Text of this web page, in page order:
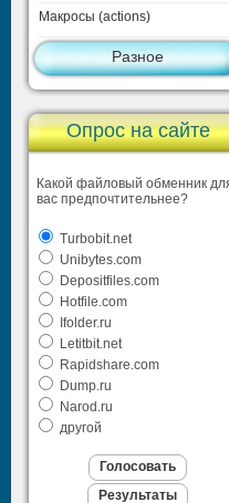
Макросы (actions)
Разное
Опрос на сайте
Какой файловый обменник
вас предпочтительнее?
Turbobit.net
Unibytes.com
Depositfiles.com
Hotfile.com
Ifolder.ru
Letitbit.net
Rapidshare.com
Dump.ru
Narod.ru
другой